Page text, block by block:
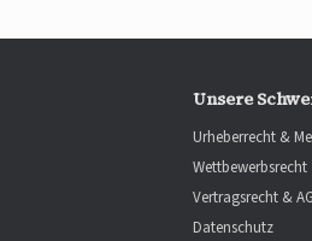
Unsere
Urheberrecht &
Wettbewerbsrecht
Vertragsrecht &
Datenschutz